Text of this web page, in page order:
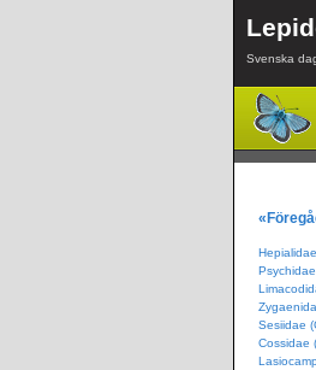
Svenska
Sesiidae
Cossidae